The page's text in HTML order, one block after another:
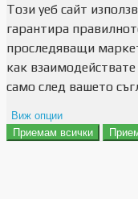
Този уеб сайт
гарантира
проследяващи
как
само след вашето
Виж опции
Препочитания за
Приемам всички